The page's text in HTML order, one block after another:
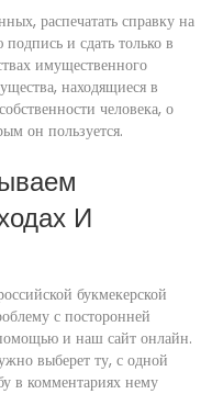
распечатать справку на
и сдать только в
имущественного
находящиеся в
человека, о
он пользуется.
И
букмекерской
с посторонней
и наш сайт онлайн.
выберет ту, с одной
в комментариях нему